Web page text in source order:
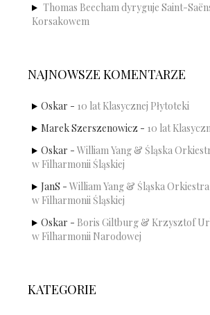
Thomas Beecham dyryguje Saint-
Korsakowem
NAJNOWSZE KOMENTARZE
Oskar - 10 lat Klasycznej Płytoteki
Marek Szerszenowicz - 10 lat
Oskar - William Yang & Śląska
w Filharmonii Śląskiej
JanS - William Yang & Śląska
w Filharmonii Śląskiej
Oskar - Boris Giltburg & Krzysztof
w Filharmonii Narodowej
KATEGORIE